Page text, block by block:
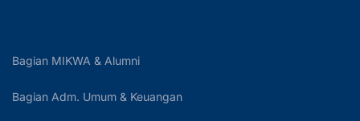
Bagian MIKWA & Alumni
Bagian Adm. Umum & Keuangan